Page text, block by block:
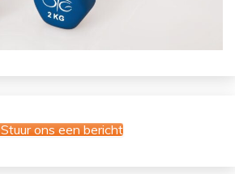
Stuur ons een bericht